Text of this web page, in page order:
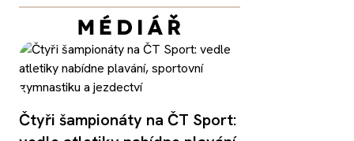
Čtyři šampionáty na ČT Sport: